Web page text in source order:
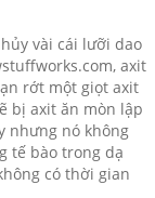
vài cái lưỡi dao
axit
rớt một giọt axit
bị axit ăn mòn lập
nhưng nó không
tế bào trong dạ
có thời gian